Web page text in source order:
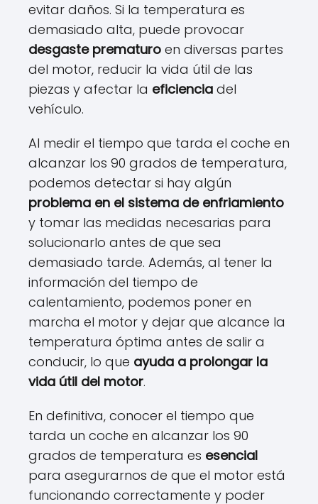
evitar daños. Si la temperatura es
demasiado alta, puede provocar
desgaste prematuro en diversas partes
del motor, reducir la vida útil de las
piezas y afectar la eficiencia del
vehículo.
Al medir el tiempo que tarda el coche en
alcanzar los 90 grados de temperatura,
podemos detectar si hay algún
problema en el sistema de enfriamiento
y tomar las medidas necesarias para
solucionarlo antes de que sea
demasiado tarde. Además, al tener la
información del tiempo de
calentamiento, podemos poner en
marcha el motor y dejar que alcance la
temperatura óptima antes de salir a
conducir, lo que ayuda a prolongar la
vida útil del motor.
En definitiva, conocer el tiempo que
tarda un coche en alcanzar los 90
grados de temperatura es esencial
para asegurarnos de que el motor está
funcionando correctamente y poder